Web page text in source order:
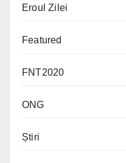
Eroul Zilei
Featured
FNT2020
ONG
Știri